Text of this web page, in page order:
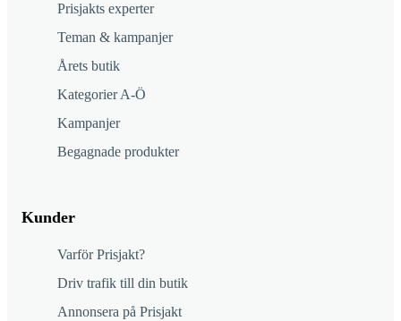
Prisjakts experter
Teman & kampanjer
Årets butik
Kategorier A-Ö
Kampanjer
Begagnade produkter
Kunder
Varför Prisjakt?
Driv trafik till din butik
Annonsera på Prisjakt